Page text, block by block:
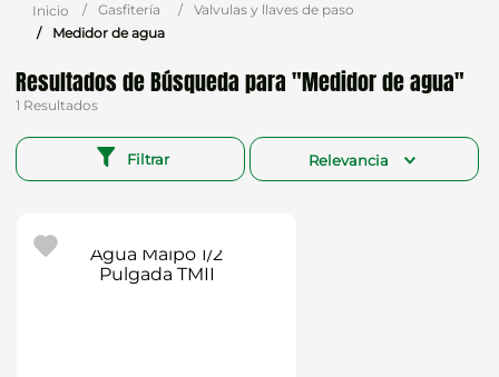
Gasfitería
Valvulas y llaves de paso
Medidor de agua
Medidor de agua
1
Filtrar Relevancia